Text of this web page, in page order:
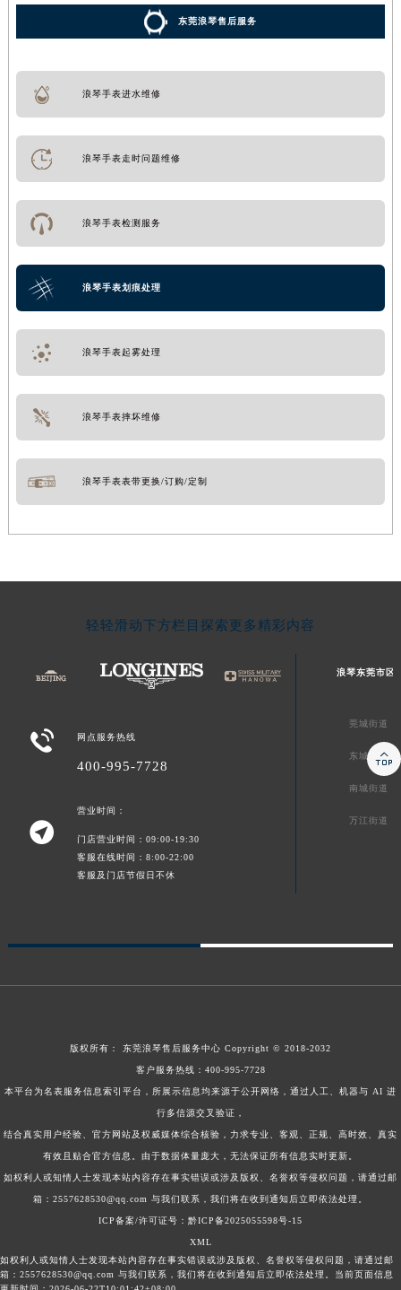
东莞浪琴售后服务
浪琴手表进水维修
浪琴手表走时问题维修
浪琴手表检测服务
浪琴手表划痕处理
浪琴手表起雾处理
浪琴手表摔坏维修
浪琴手表表带更换/订购/定制
轻轻滑动下方栏目探索更多精彩内容
 网点服务热线
400-995-7728

营业时间：
门店营业时间：09:00-19:30
客服在线时间：8:00-22:00
客服及门店节假日不休
浪琴东莞市区
莞城街道
东城街道
南城街道
万江街道
版权所有： 东莞浪琴售后服务中心 Copyright © 2018-2032
客户服务热线： 400-995-7728
本平台为名表服务信息索引平台，所展示信息均来源于公开网络，通过人工、机器与 AI 进
行多信源交叉验证，
结合真实用户经验、官方网站及权威媒体综合核验，力求专业、客观、正规、高时效、真实
有效且贴合官方信息。由于数据体量庞大，无法保证所有信息实时更新。
如权利人或知情人士发现本站内容存在事实错误或涉及版权、名誉权等侵权问题，请通过邮
箱：2557628530@qq.com 与我们联系，我们将在收到通知后立即依法处理。
ICP备案/许可证号：黔ICP备2025055598号-15
XML
如权利人或知情人士发现本站内容存在事实错误或涉及版权、名誉权等侵权问题，请通过邮
箱：2557628530@qq.com 与我们联系，我们将在收到通知后立即依法处理。当前页面信息
